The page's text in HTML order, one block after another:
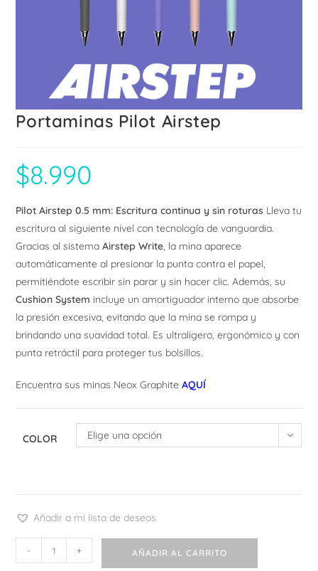
Portaminas Pilot Airstep
$8.990
Pilot Airstep 0.5 mm: Escritura continua y sin roturas Lleva tu
escritura al siguiente nivel con tecnología de vanguardia.
Gracias al sistemaAirstep Write, la mina aparece
automáticamente al presionar la punta contra el papel,
permitiéndote escribir sin parar y sin hacer clic. Además, su
Cushion System incluye un amortiguador interno que absorbe
la presión excesiva, evitando que la mina se rompa y
brindando una suavidad total. Es ultraligero, ergonómico y con
punta retráctil para proteger tus bolsillos.
Encuentra sus minas Neox GraphiteAQUÍ
COLOR Elige una opción
Añadir a mi lista de deseos
Portaminas
Pilot
- + AÑADIR AL CARRITO